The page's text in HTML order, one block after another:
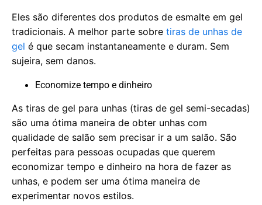
Eles são diferentes dos produtos de esmalte em gel
tradicionais. A melhor parte sobre tiras de unhas de
gel é que secam instantaneamente e duram. Sem
sujeira, sem danos.
Economize tempo e dinheiro
As tiras de gel para unhas (tiras de gel semi-secadas)
são uma ótima maneira de obter unhas com
qualidade de salão sem precisar ir a um salão. São
perfeitas para pessoas ocupadas que querem
economizar tempo e dinheiro na hora de fazer as
unhas, e podem ser uma ótima maneira de
experimentar novos estilos.